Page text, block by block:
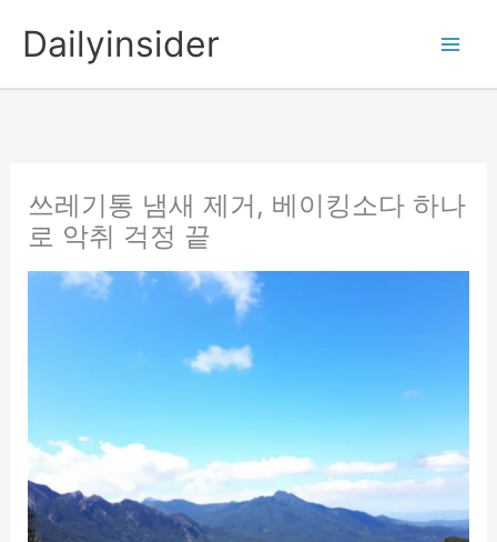
Dailyinsider
쓰레기통 냄새 제거, 베이킹소다 하나
로 악취 걱정 끝